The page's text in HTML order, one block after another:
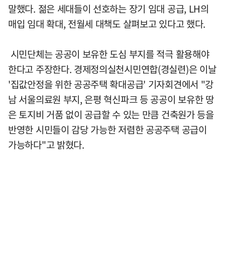
말했다. 젊은 세대들이 선호하는 장기 임대 공급, LH의
매입 임대 확대, 전월세 대책도 살펴보고 있다고 했다.
시민단체는 공공이 보유한 도심 부지를 적극 활용해야
한다고 주장한다. 경제정의실천시민연합(경실련)은 이날
'집값안정을 위한 공공주택 확대공급' 기자회견에서 "강
남 서울의료원 부지, 은평 혁신파크 등 공공이 보유한 땅
은 토지비 거품 없이 공급할 수 있는 만큼 건축원가 등을
반영한 시민들이 감당 가능한 저렴한 공공주택 공급이
가능하다"고 밝혔다.